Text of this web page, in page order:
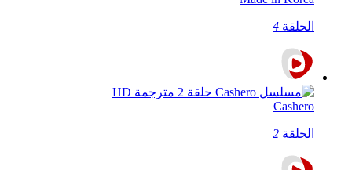
الحلقة 4
Cashero
الحلقة 2